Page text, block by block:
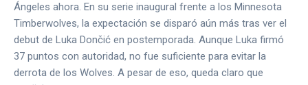
Ángeles ahora. En su serie inaugural frente a los Minnesota
Timberwolves, la expectación se disparó aún más tras ver el
debut de Luka Dončić en postemporada. Aunque Luka firmó
37 puntos con autoridad, no fue suficiente para evitar la
derrota de los Wolves. A pesar de eso, queda claro que